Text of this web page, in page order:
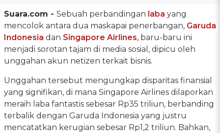
Suara.com - Sebuah perbandingan laba yang
mencolok antara dua maskapai penerbangan, Garuda
Indonesia dan Singapore Airlines, baru-baru ini
menjadi sorotan tajam di media sosial, dipicu oleh
unggahan akun netizen terkait bisnis.
Unggahan tersebut mengungkap disparitas finansial
yang signifikan, di mana Singapore Airlines dilaporkan
meraih laba fantastis sebesar Rp35 triliun, berbanding
terbalik dengan Garuda Indonesia yang justru
mencatatkan kerugian sebesar Rp1,2 triliun. Bahkan,